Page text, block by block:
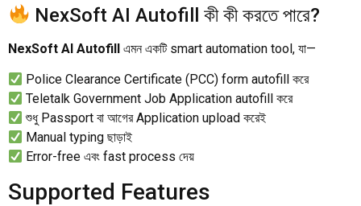
NexSoft AI Autofill কী কী করতে পারে?
NexSoft AI Autofill এমন একটি smart automation tool, যা—
Police Clearance Certificate (PCC) form autofill করে
Teletalk Government Job Application autofill করে
শুধু Passport বা আগের Application upload করেই
Manual typing ছাড়াই
Error-free এবং fast process দেয়
Supported Features